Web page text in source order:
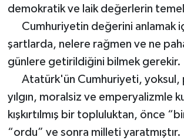
demokratik ve laik değerlerin temeli
Cumhuriyetin değerini anlamak
şartlarda, nelere rağmen ve ne
günlere getirildiğini bilmek gerekir.
Atatürk'ün Cumhuriyeti, yoksul,
yılgın, moralsiz ve emperyalizmle
kışkırtılmış bir topluluktan, önce
“ordu” ve sonra milleti yaratmıştır.